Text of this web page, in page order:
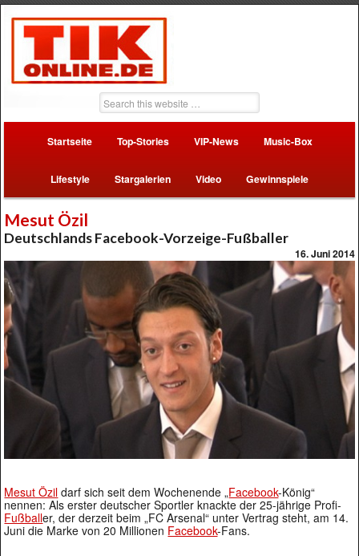
Startseite Top-Stories VIP-News Music-Box
Lifestyle Stargalerien Video Gewinnspiele
Mesut Özil
Deutschlands Facebook-Vorzeige-Fußballer
16. Juni 2014
Mesut Özil darf sich seit dem Wochenende „Facebook-König“
nennen: Als erster deutscher Sportler knackte der 25-jährige Profi-
Fußballer, der derzeit beim „FC Arsenal“ unter Vertrag steht, am 14.
Juni die Marke von 20 Millionen Facebook-Fans.